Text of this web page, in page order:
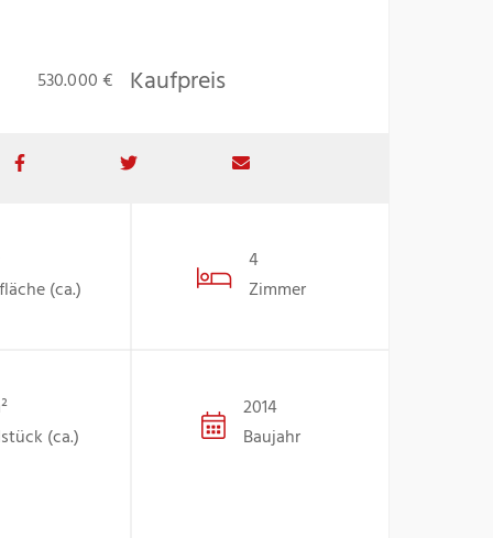
530.000 € Kaufpreis
(ca.)
4
Zimmer
(ca.)
2014
Baujahr